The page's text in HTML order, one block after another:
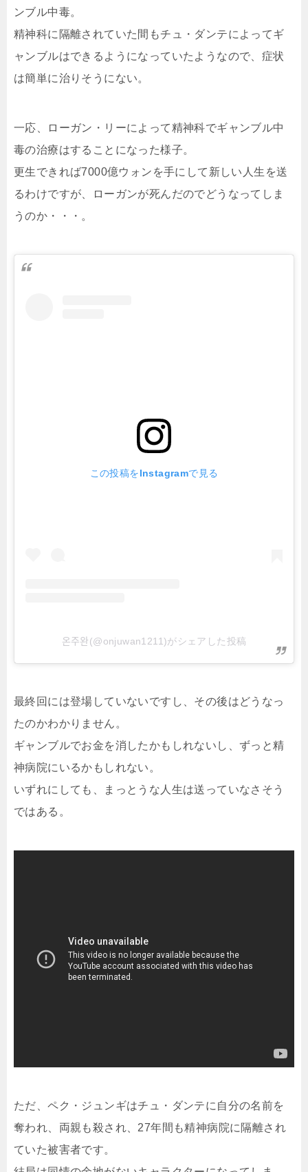
ンブル中毒。
精神科に隔離されていた間もチュ・ダンテによってギ
ャンブルはできるようになっていたようなので、症状
は簡単に治りそうにない。
一応、ローガン・リーによって精神科でギャンブル中
毒の治療はすることになった様子。
更生できれば7000億ウォンを手にして新しい人生を送
るわけですが、ローガンが死んだのでどうなってしま
うのか・・・。
この投稿をInstagramで見る
온주완(@onjuwan1211)がシェアした投稿
最終回には登場していないですし、その後はどうなっ
たのかわかりません。
ギャンブルでお金を消したかもしれないし、ずっと精
神病院にいるかもしれない。
いずれにしても、まっとうな人生は送っていなさそう
ではある。
ただ、ペク・ジュンギはチュ・ダンテに自分の名前を
奪われ、両親も殺され、27年間も精神病院に隔離され
ていた被害者です。